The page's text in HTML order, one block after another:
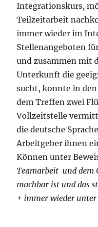
Integrationskurs,
Teilzeitarbeit
immer wieder im
Stellenangeboten
und zusammen mit
Unterkunft die
sucht, konnte in
dem Treffen zwei
Vollzeitstelle
die deutsche
Arbeitgeber ihnen
Können unter
Teamarbeit und dem
machbar ist und das
+ immer wieder unter